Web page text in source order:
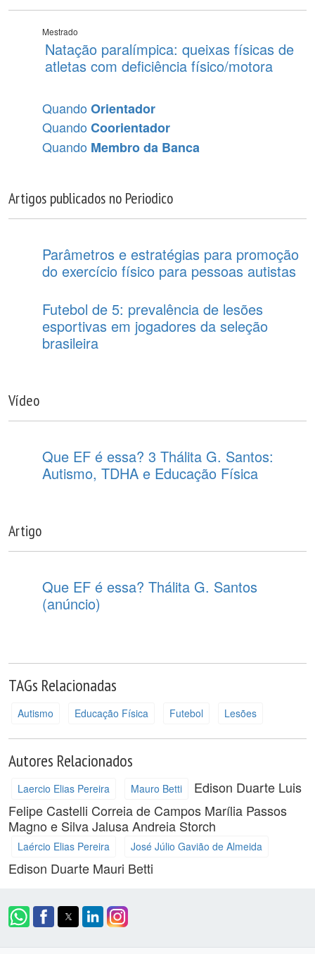
Mestrado
Natação paralímpica: queixas físicas de
atletas com deficiência físico/motora
Quando Orientador
Quando Coorientador
Quando Membro da Banca
Artigos publicados no Periodico
Parâmetros e estratégias para promoção
do exercício físico para pessoas autistas
Futebol de 5: prevalência de lesões
esportivas em jogadores da seleção
brasileira
Vídeo
Que EF é essa? 3 Thálita G. Santos:
Autismo, TDHA e Educação Física
Artigo
Que EF é essa? Thálita G. Santos
(anúncio)
TAGs Relacionadas
Autismo Educação Física Futebol Lesões
Autores Relacionados
Laercio Elias Pereira Mauro Betti Edison Duarte Luis
Felipe Castelli Correia de Campos Marília Passos
Magno e SilvaJalusa Andreia Storch
Laércio Elias Pereira José Júlio Gavião de Almeida
Edison Duarte Mauri Betti